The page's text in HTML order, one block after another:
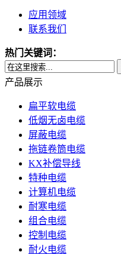
应用领域
联系我们
热门关键词：
产品展示
扁平软电缆
低烟无卤电缆
屏蔽电缆
拖链卷筒电缆
KX补偿导线
特种电缆
计算机电缆
耐寒电缆
组合电缆
控制电缆
耐火电缆